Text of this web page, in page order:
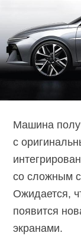
Машина
с
со сложным
Ожидается,
появится
экранами.